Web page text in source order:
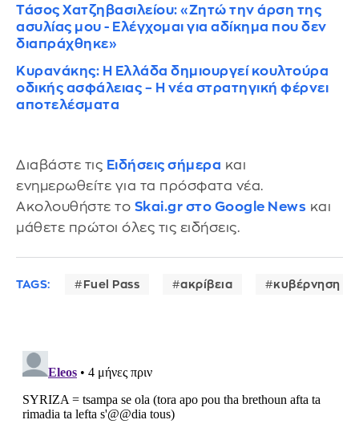
Τάσος Χατζηβασιλείου: «Ζητώ την άρση της
ασυλίας μου - Ελέγχομαι για αδίκημα που δεν
διαπράχθηκε»
Κυρανάκης: Η Ελλάδα δημιουργεί κουλτούρα
οδικής ασφάλειας – Η νέα στρατηγική φέρνει
αποτελέσματα
Διαβάστε τις Ειδήσεις σήμερα και
ενημερωθείτε για τα πρόσφατα νέα.
Ακολουθήστε το Skai.gr στο Google News και
μάθετε πρώτοι όλες τις ειδήσεις.
TAGS: Fuel Pass ακρίβεια κυβέρνηση